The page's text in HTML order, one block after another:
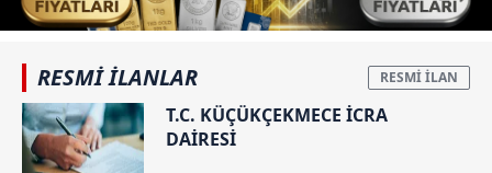
RESMİ İLANLAR
T.C. KÜÇÜKÇEKMECE İCRA
DAİRESİ